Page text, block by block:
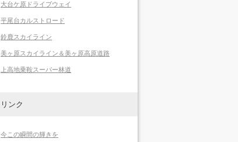
大台ケ原ドライブウェイ
平尾台カルストロード
鈴鹿スカイライン
美ヶ原スカイライン＆美ヶ原高原道路
上高地乗鞍スーパー林道
リンク
今この瞬間の輝きを